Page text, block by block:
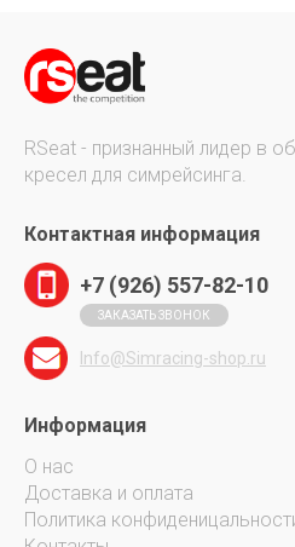
RSeat - признанный лидер в
кресел для симрейсинга.
Контактная информация
+7 (926) 557-82-10
ЗАКАЗАТЬ ЗВОНОК
Info@Simracing-shop.ru
Информация
О нас
Доставка и оплата
Политика